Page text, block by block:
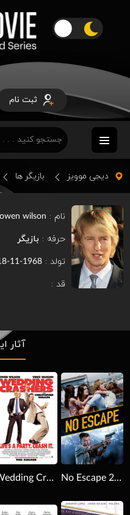
ثبت نام
دیجی موویز بازیگر ها
نام : owen wilson
حرفه : بازیگر
تولد : 1968-11-18
قد :
آثار
Download
No Escape 2015
Wedding Crashers 2005